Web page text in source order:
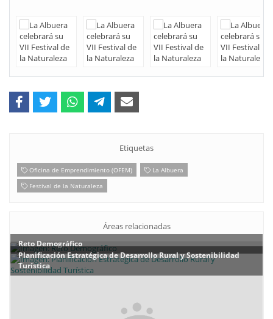
Etiquetas
Oficina de Emprendimiento (OFEM)
La Albuera
Festival de la Naturaleza
Áreas relacionadas
Reto Demográfico
Planificación Estratégica de Desarrollo Rural y Sostenibilidad
Turística